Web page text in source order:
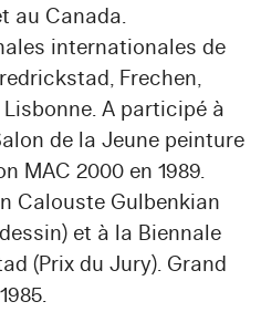
au Canada.
internationales de
Frechen,
Lisbonne. A participé à
de la Jeune peinture
MAC 2000 en 1989.
Calouste Gulbenkian
et à la Biennale
(Prix du Jury). Grand